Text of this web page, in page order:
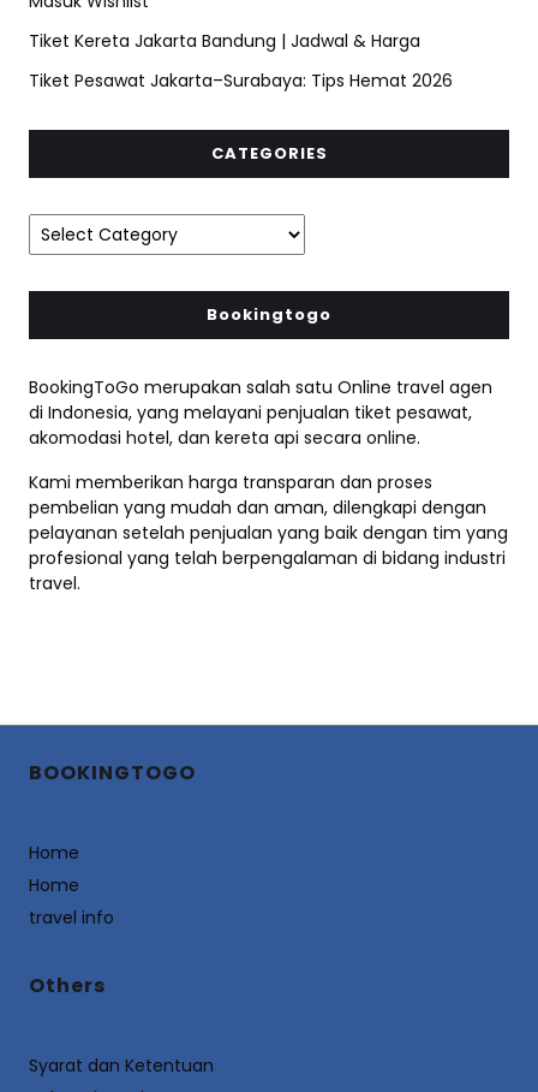
Tiket Kereta Jakarta Bandung | Jadwal & Harga
Tiket Pesawat Jakarta–Surabaya: Tips Hemat 2026
CATEGORIES
Bookingtogo
BookingToGo merupakan salah satu Online travel agen
di Indonesia, yang melayani penjualan tiket pesawat,
akomodasi hotel, dan kereta api secara online.
Kami memberikan harga transparan dan proses
pembelian yang mudah dan aman, dilengkapi dengan
pelayanan setelah penjualan yang baik dengan tim yang
profesional yang telah berpengalaman di bidang industri
travel.
BOOKINGTOGO
Home
Home
travel info
Others
Syarat dan Ketentuan